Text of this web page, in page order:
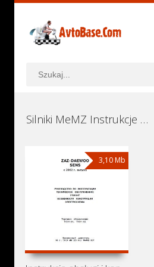
Silniki MeMZ Instrukcje Obsługi, Książki Serwisowe i Naprawy Download - Pobierz za Darmo
3,10 Mb